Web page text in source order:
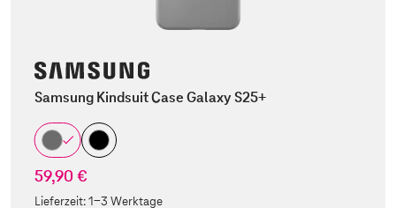
Samsung Kindsuit Case Galaxy S25+
59,90 €
Lieferzeit:1-3 Werktage